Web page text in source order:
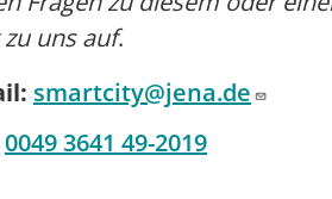
uns auf.
smartcity@jena.de
0049 3641 49-2019